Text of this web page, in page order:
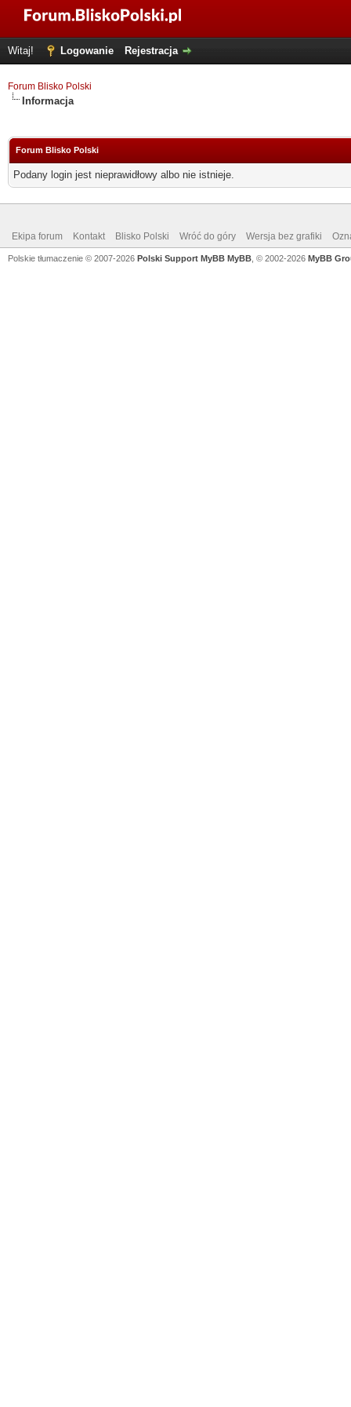
Witaj! Logowanie Rejestracja
Forum Blisko Polski
Informacja
Forum Blisko Polski
Podany login jest nieprawidłowy albo nie istnieje.
Ekipa forum Kontakt Blisko Polski Wróć do góry Wersja bez grafiki
Polskie tłumaczenie © 2007-2026 Polski Support MyBB MyBB , © 2002-2026 MyBB